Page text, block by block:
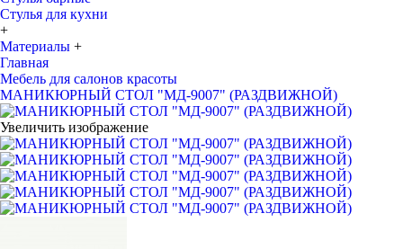
Стулья для кухни
+
Материалы +
Главная
Мебель для салонов красоты
МАНИКЮРНЫЙ СТОЛ "МД-9007" (РАЗДВИЖНОЙ)
Увеличить изображение